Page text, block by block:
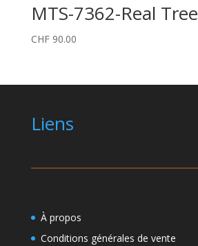
MTS-7362-Real Tree
CHF90.00
Liens
À propos
Conditions générales de vente